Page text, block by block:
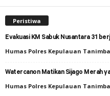
Peristiwa
Evakuasi KM Sabuk Nusantara 31
Humas Polres Kepulauan
Watercanon Matikan Sijago Merah
Humas Polres Kepulauan